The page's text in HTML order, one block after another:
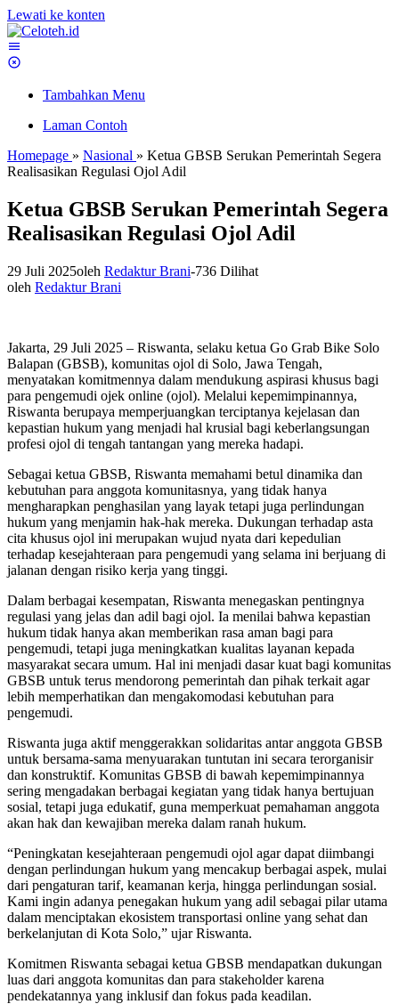
Lewati ke konten
Tambahkan Menu
Laman Contoh
Homepage » Nasional » Ketua GBSB Serukan Pemerintah Segera
Realisasikan Regulasi Ojol Adil
Ketua GBSB Serukan Pemerintah Segera
Realisasikan Regulasi Ojol Adil
29 Juli 2025oleh Redaktur Brani-736 Dilihat
oleh Redaktur Brani
Jakarta, 29 Juli 2025 – Riswanta, selaku ketua Go Grab Bike Solo
Balapan (GBSB), komunitas ojol di Solo, Jawa Tengah,
menyatakan komitmennya dalam mendukung aspirasi khusus bagi
para pengemudi ojek online (ojol). Melalui kepemimpinannya,
Riswanta berupaya memperjuangkan terciptanya kejelasan dan
kepastian hukum yang menjadi hal krusial bagi keberlangsungan
profesi ojol di tengah tantangan yang mereka hadapi.
Sebagai ketua GBSB, Riswanta memahami betul dinamika dan
kebutuhan para anggota komunitasnya, yang tidak hanya
mengharapkan penghasilan yang layak tetapi juga perlindungan
hukum yang menjamin hak-hak mereka. Dukungan terhadap asta
cita khusus ojol ini merupakan wujud nyata dari kepedulian
terhadap kesejahteraan para pengemudi yang selama ini berjuang di
jalanan dengan risiko kerja yang tinggi.
Dalam berbagai kesempatan, Riswanta menegaskan pentingnya
regulasi yang jelas dan adil bagi ojol. Ia menilai bahwa kepastian
hukum tidak hanya akan memberikan rasa aman bagi para
pengemudi, tetapi juga meningkatkan kualitas layanan kepada
masyarakat secara umum. Hal ini menjadi dasar kuat bagi komunitas
GBSB untuk terus mendorong pemerintah dan pihak terkait agar
lebih memperhatikan dan mengakomodasi kebutuhan para
pengemudi.
Riswanta juga aktif menggerakkan solidaritas antar anggota GBSB
untuk bersama-sama menyuarakan tuntutan ini secara terorganisir
dan konstruktif. Komunitas GBSB di bawah kepemimpinannya
sering mengadakan berbagai kegiatan yang tidak hanya bertujuan
sosial, tetapi juga edukatif, guna memperkuat pemahaman anggota
akan hak dan kewajiban mereka dalam ranah hukum.
“Peningkatan kesejahteraan pengemudi ojol agar dapat diimbangi
dengan perlindungan hukum yang mencakup berbagai aspek, mulai
dari pengaturan tarif, keamanan kerja, hingga perlindungan sosial.
Kami ingin adanya penegakan hukum yang adil sebagai pilar utama
dalam menciptakan ekosistem transportasi online yang sehat dan
berkelanjutan di Kota Solo,” ujar Riswanta.
Komitmen Riswanta sebagai ketua GBSB mendapatkan dukungan
luas dari anggota komunitas dan para stakeholder karena
pendekatannya yang inklusif dan fokus pada keadilan.